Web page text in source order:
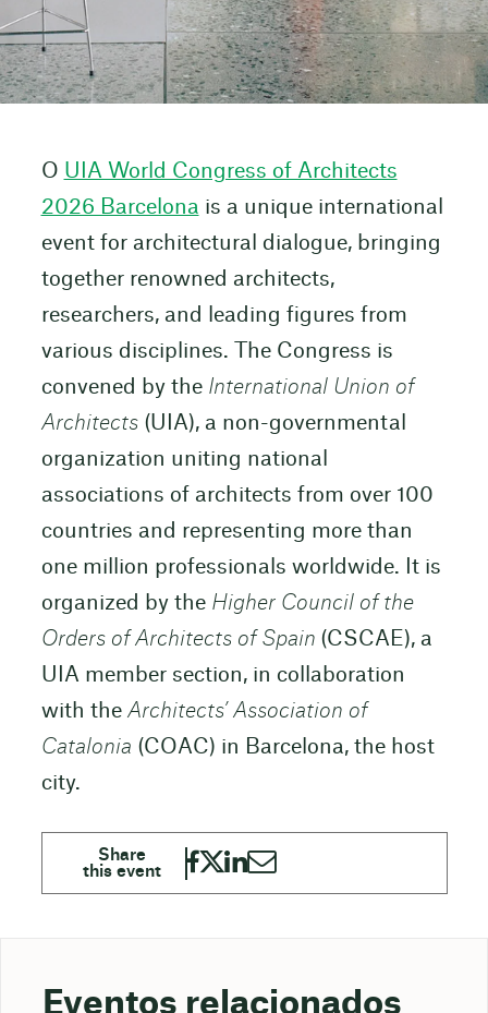
O UIA World Congress of Architects
2026 Barcelona is a unique international
event for architectural dialogue, bringing
together renowned architects,
researchers, and leading figures from
various disciplines. The Congress is
convened by the International Union of
Architects(UIA), a non-governmental
organization uniting national
associations of architects from over 100
countries and representing more than
one million professionals worldwide. It is
organized by the Higher Council of the
Orders of Architects of Spain (CSCAE), a
UIA member section, in collaboration
with the Architects’ Association of
Catalonia (COAC) in Barcelona, the host
city.
Eventos relacionados